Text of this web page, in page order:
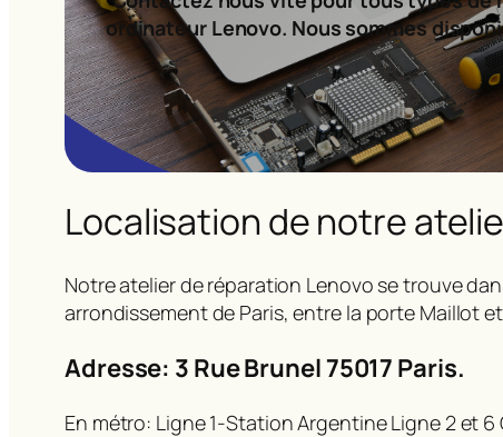
ordinateur Lenovo. Nous sommes
Localisation de notre
Notre atelier de réparation Lenovo se trouve
arrondissement de Paris, entre la porte Maillot et
Adresse: 3 Rue Brunel 75017 Paris.
En métro: Ligne 1-Station Argentine Ligne 2 et 6